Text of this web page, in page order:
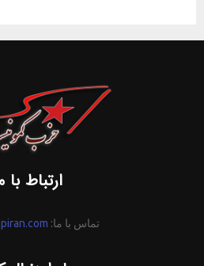
ارتباط با
تماس با ما: